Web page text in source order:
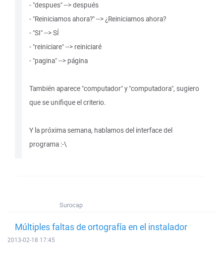
- "despues" --> después
- "Reiniciamos ahora?" --> ¿Reiniciamos ahora?
- "SI" --> SÍ
- "reiniciare" --> reiniciaré
- "pagina" --> página
También aparece "computador" y "computadora", sugiero
que se unifique el criterio.
Y la próxima semana, hablamos del interface del
programa :-\
Surocap
Múltiples faltas de ortografía en el instalador
2013-02-18 17:45